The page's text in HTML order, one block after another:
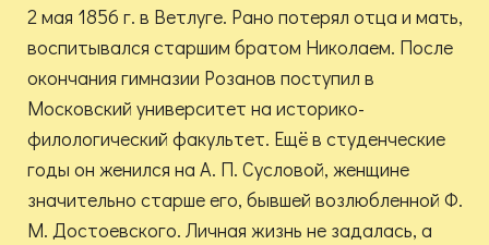
2 мая 1856 г. в Ветлуге. Рано потерял отца и мать,
воспитывался старшим братом Николаем. После
окончания гимназии Розанов поступил в
Московский университет на историко-
филологический факультет. Ещё в студенческие
годы он женился на А. П. Сусловой, женщине
значительно старше его, бывшей возлюбленной Ф.
М. Достоевского. Личная жизнь не задалась, а